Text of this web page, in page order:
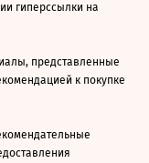
гиперссылки на
представленные
к покупке